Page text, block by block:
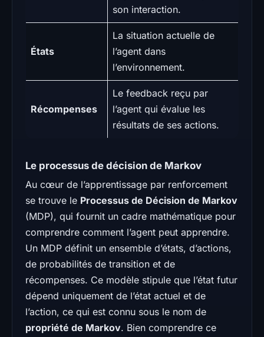
son interaction.
États
La situation actuelle de
l’agent dans
l’environnement.
Récompenses
Le feedback reçu par
l’agent qui évalue les
résultats de ses actions.
Le processus de décision de Markov
Au cœur de l’apprentissage par renforcement
se trouve le Processus de Décision de Markov
(MDP), qui fournit un cadre mathématique pour
comprendre comment l’agent peut apprendre.
Un MDP définit un ensemble d’états, d’actions,
de probabilités de transition et de
récompenses. Ce modèle stipule que l’état futur
dépend uniquement de l’état actuel et de
l’action, ce qui est connu sous le nom de
propriété de Markov. Bien comprendre ce